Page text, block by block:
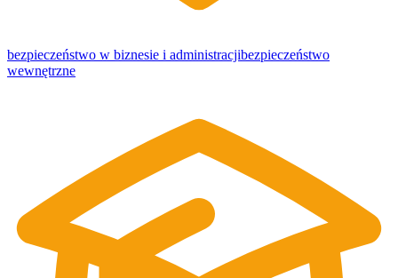
bezpieczeństwo w biznesie i administracjibezpieczeństwo
wewnętrzne